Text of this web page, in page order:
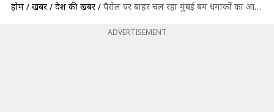
होम / खबरें / देश की खबरें / पैरोल पर बाहर चल रहा मुंबई बम धमाकों का आरोपी 'डॉक्टर बम' फरार!
ADVERTISEMENT